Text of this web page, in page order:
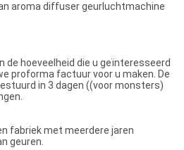
aroma diffuser geurluchtmachine
de hoeveelheid die u geïnteresseerd
proforma factuur voor u maken. De
in 3 dagen ((voor monsters)
fabriek met meerdere jaren
geuren.